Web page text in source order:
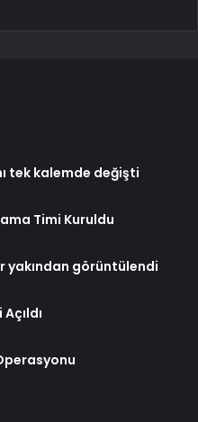
tek kalemde değişti
Timi Kuruldu
yakından görüntülendi